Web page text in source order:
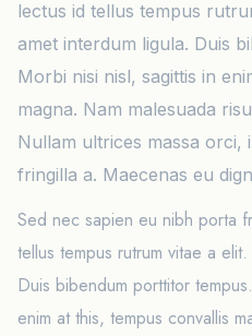
lectus id tellus tempus
amet interdum ligula. Duis
Morbi nisi nisl, sagittis in
magna. Nam malesuada
Nullam ultrices massa orci,
fringilla a. Maecenas eu
Sed nec sapien eu nibh porta
tellus tempus rutrum vitae a
Duis bibendum porttitor
enim at this, tempus convallis